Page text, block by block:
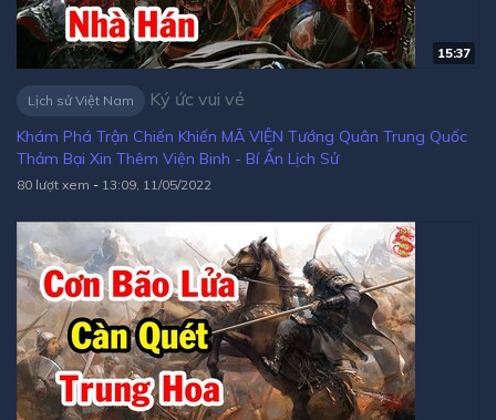
15:37
Lịch sử Việt Nam Ký ức vui vẻ
Khám Phá Trận Chiến Khiến MÃ VIỆN Tướng Quân Trung Quốc
Thảm Bại Xin Thêm Viện Binh - Bí Ẩn Lịch Sử
80 lượt xem - 13:09, 11/05/2022